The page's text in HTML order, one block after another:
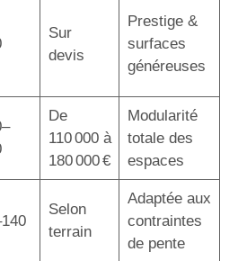
Sur
devis
Prestige &
surfaces
généreuses
De
110 000 à
180 000 €
Modularité
totale des
espaces
Selon
terrain
Adaptée aux
contraintes
de pente